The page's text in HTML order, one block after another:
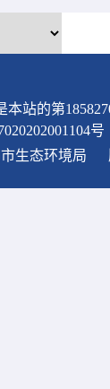
本站的第
号
生态环境局